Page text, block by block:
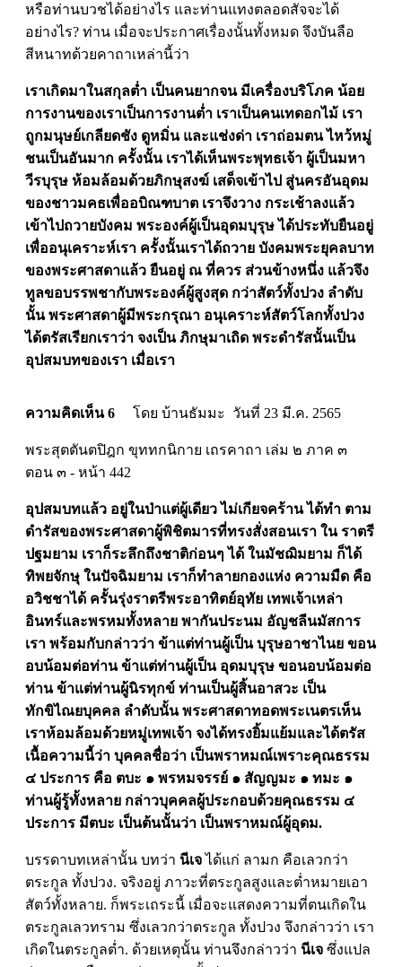
หรือท่านบวชได้อย่างไร และท่านแทงตลอดสัจจะได้
อย่างไร? ท่าน เมื่อจะประกาศเรื่องนั้นทั้งหมด จึงบันลือ
สีหนาทด้วยคาถาเหล่านี้ว่า
เราเกิดมาในสกุลต่ำ เป็นคนยากจน มีเครื่องบริโภค น้อย
การงานของเราเป็นการงานต่ำ เราเป็นคนเทดอกไม้ เรา
ถูกมนุษย์เกลียดชัง ดูหมิ่น และแช่งด่า เราถ่อมตน ไหว้หมู่
ชนเป็นอันมาก ครั้งนั้น เราได้เห็นพระพุทธเจ้า ผู้เป็นมหา
วีรบุรุษ ห้อมล้อมด้วยภิกษุสงฆ์ เสด็จเข้าไป สู่นครอันอุดม
ของชาวมคธเพื่ออบิณฑบาต เราจึงวาง กระเช้าลงแล้ว
เข้าไปถวายบังคม พระองค์ผู้เป็นอุดมบุรุษ ได้ประทับยืนอยู่
เพื่ออนุเคราะห์เรา ครั้งนั้นเราได้ถวาย บังคมพระยุคลบาท
ของพระศาสดาแล้ว ยืนอยู่ ณ ที่ควร ส่วนข้างหนึ่ง แล้วจึง
ทูลขอบรรพชากับพระองค์ผู้สูงสุด กว่าสัตว์ทั้งปวง ลำดับ
นั้น พระศาสดาผู้มีพระกรุณา อนุเคราะห์สัตว์โลกทั้งปวง
ได้ตรัสเรียกเราว่า จงเป็น ภิกษุมาเถิด พระดำรัสนั้นเป็น
อุปสมบทของเรา เมื่อเรา
ความคิดเห็น 6 โดย บ้านธัมมะ วันที่ 23 มี.ค. 2565
พระสุตตันตปิฎก ขุททกนิกาย เถรคาถา เล่ม ๒ ภาค ๓
ตอน ๓ - หน้า 442
อุปสมบทแล้ว อยู่ในป่าแต่ผู้เดียว ไม่เกียจคร้าน ได้ทำ ตาม
ดำรัสของพระศาสดาผู้พิชิตมารที่ทรงสั่งสอนเรา ใน ราตรี
ปฐมยาม เราก็ระลึกถึงชาติก่อนๆ ได้ ในมัชฌิมยาม ก็ได้
ทิพยจักษุ ในปัจฉิมยาม เราก็ทำลายกองแห่ง ความมืด คือ
อวิชชาได้ ครั้นรุ่งราตรีพระอาทิตย์อุทัย เทพเจ้าเหล่า
อินทร์และพรหมทั้งหลาย พากันประนม อัญชลีนมัสการ
เรา พร้อมกับกล่าวว่า ข้าแต่ท่านผู้เป็น บุรุษอาชาไนย ขอน
อบน้อมต่อท่าน ข้าแต่ท่านผู้เป็น อุดมบุรุษ ขอนอบน้อมต่อ
ท่าน ข้าแต่ท่านผู้นิรทุกข์ ท่านเป็นผู้สิ้นอาสวะ เป็น
ทักขิไณยบุคคล ลำดับนั้น พระศาสดาทอดพระเนตรเห็น
เราห้อมล้อมด้วยหมู่เทพเจ้า จงได้ทรงยิ้มแย้มและได้ตรัส
เนื้อความนี้ว่า บุคคลชื่อว่า เป็นพราหมณ์เพราะคุณธรรม
๔ ประการ คือ ตบะ ๑ พรหมจรรย์ ๑ สัญญมะ ๑ ทมะ ๑
ท่านผู้รู้ทั้งหลาย กล่าวบุคคลผู้ประกอบด้วยคุณธรรม ๔
ประการ มีตบะ เป็นต้นนั้นว่า เป็นพราหมณ์ผู้อุดม.
บรรดาบทเหล่านั้น บทว่า นีเจได้แก่ ลามก คือเลวกว่า
ตระกูล ทั้งปวง. จริงอยู่ ภาวะที่ตระกูลสูงและต่ำหมายเอา
สัตว์ทั้งหลาย. ก็พระเถระนี้ เมื่อจะแสดงความที่ตนเกิดใน
ตระกูลเลวทราม ซึ่งเลวกว่าตระกูล ทั้งปวง จึงกล่าวว่า เรา
เกิดในตระกูลต่ำ. ด้วยเหตุนั้น ท่านจึงกล่าวว่า นีเจ ซึ่งแปล